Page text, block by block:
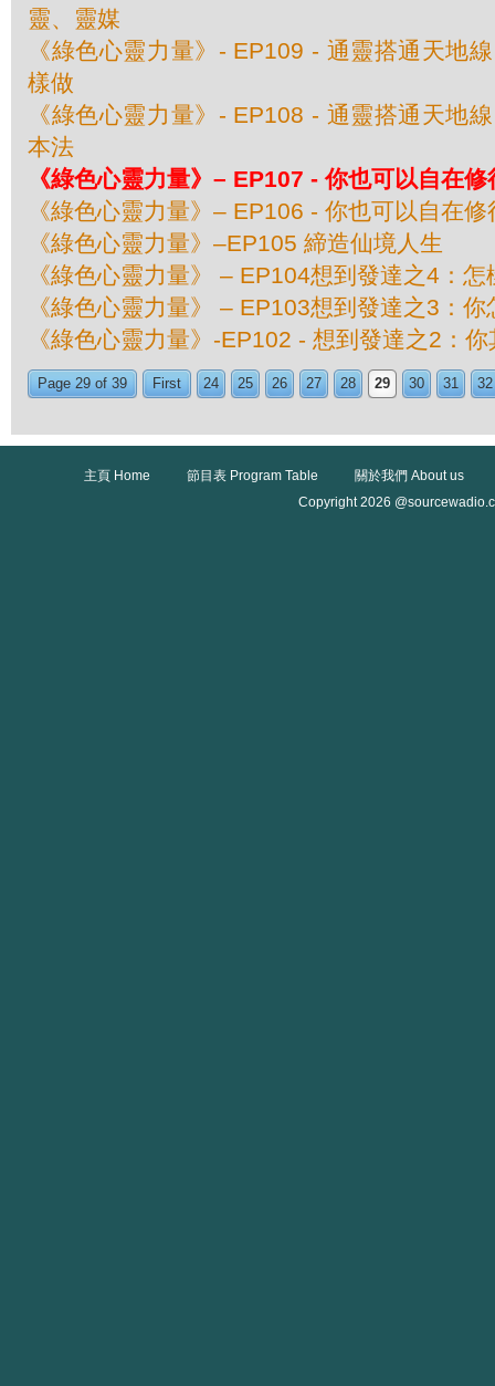
靈、靈媒
《綠色心靈力量》- EP109 - 通靈搭通天地
樣做
《綠色心靈力量》- EP108 - 通靈搭通天地
本法
《綠色心靈力量》– EP107 - 你也可以自在修
《綠色心靈力量》– EP106 - 你也可以自在修
《綠色心靈力量》–EP105 締造仙境人生
《綠色心靈力量》 – EP104想到發達之4：怎
《綠色心靈力量》 – EP103想到發達之3：
《綠色心靈力量》-EP102 - 想到發達之2：
Page 29 of 39 First 24 25 26 27 28 29 30 31 32
主頁 Home 節目表 Program Table
關於我們 About us
Copyright 2026